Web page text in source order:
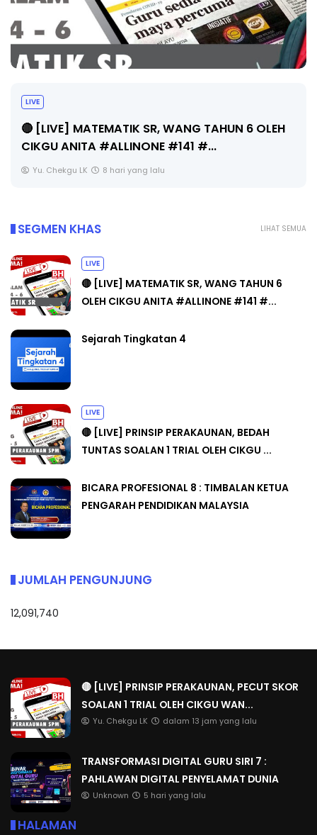
LIVE
🔴 [LIVE] MATEMATIK SR, WANG TAHUN 6 OLEH
CIKGU ANITA #ALLINONE #141 #...
Yu. Chekgu LK 8 hari yang lalu
LIHAT SEMUA
SEGMEN KHAS
LIVE
🔴 [LIVE] MATEMATIK SR, WANG TAHUN 6
OLEH CIKGU ANITA #ALLINONE #141 #...
Sejarah Tingkatan 4
LIVE
🔴 [LIVE] PRINSIP PERAKAUNAN, BEDAH
TUNTAS SOALAN 1 TRIAL OLEH CIKGU ...
BICARA PROFESIONAL 8 : TIMBALAN KETUA
PENGARAH PENDIDIKAN MALAYSIA
JUMLAH PENGUNJUNG
12,091,740
🔴 [LIVE] PRINSIP PERAKAUNAN, PECUT SKOR
SOALAN 1 TRIAL OLEH CIKGU WAN...
Yu. Chekgu LK dalam 13 jam yang lalu
TRANSFORMASI DIGITAL GURU SIRI 7 :
PAHLAWAN DIGITAL PENYELAMAT DUNIA
Unknown 5 hari yang lalu
HALAMAN